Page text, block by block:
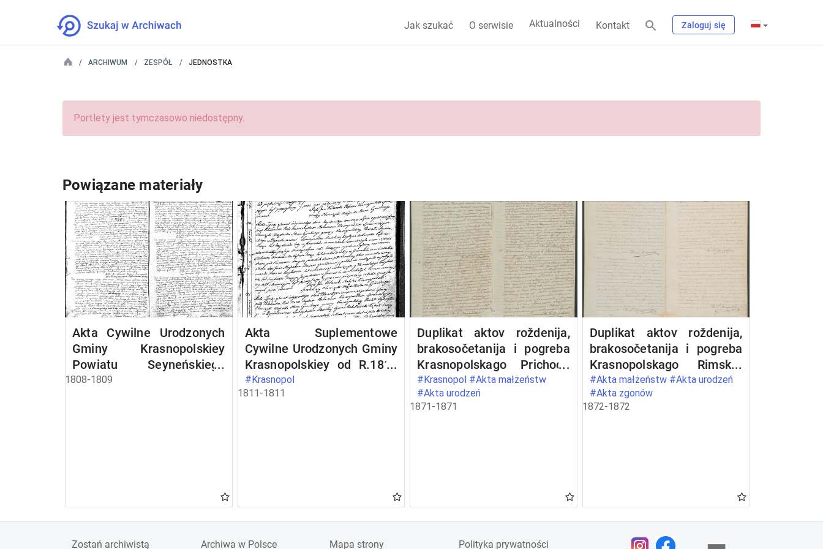
Jak szukać O serwisie Aktualności Kontakt Zaloguj się
ARCHIWUM ZESPÓŁ JEDNOSTKA
Portlety jest tymczasowo niedostępny.
Powiązane materiały
Akta Cywilne Urodzonych
Gminy Krasnopolskiey
Powiatu Seyneńskiego
Departamentu
1808-1809
Akta Suplementowe
Cywilne Urodzonych Gminy
Krasnopolskiey od R.1811
1-go Maja do R. 1812 1-go
Stycznia.
#Krasnopol
1811-1811
Duplikat aktov roždenija,
brakosočetanija i pogreba
Krasnopolskago Prichoda
za 1871 god
#Krasnopol #Akta małżeństw
#Akta urodzeń
1871-1871
Duplikat aktov roždenija,
brakosočetanija i pogreba
Krasnopolskago Rimsko-
Katoličeskago Prichoda w
1872 godu
#Akta małżeństw #Akta urodzeń
#Akta zgonów
1872-1872
Zostań archiwistą Archiwa w Polsce Mapa strony Polityka prywatności